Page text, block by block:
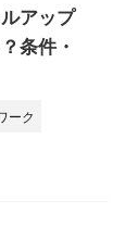
アップ
条件・
ーク